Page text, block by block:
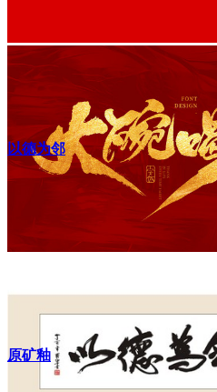
以德为邻
原矿釉